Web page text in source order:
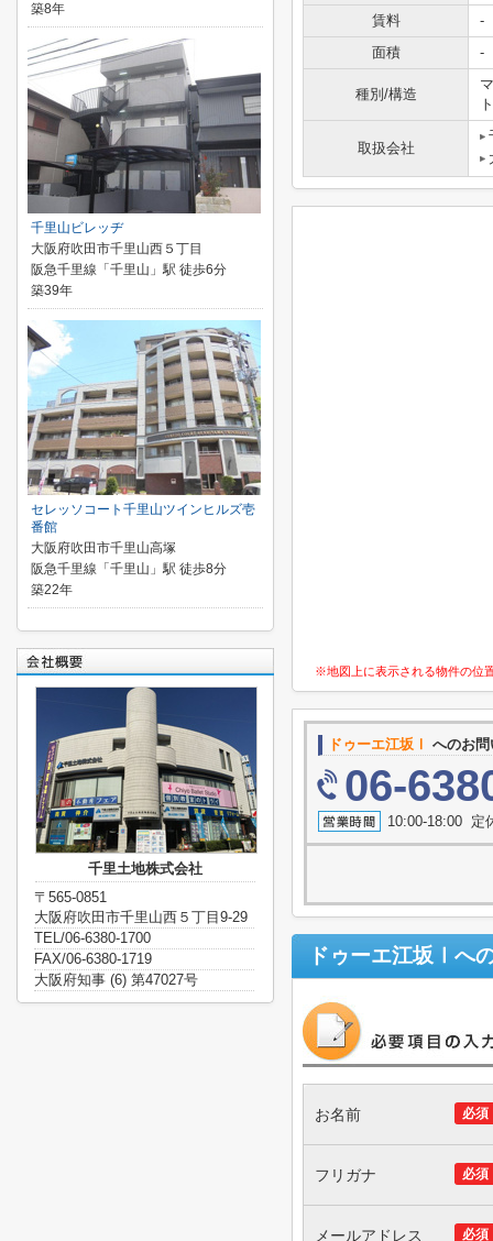
賃料
-
面積
-
種別/構造
ト
取扱会社
※地図上に表示される物件の位
ドゥーエ江坂Ⅰ へのお
06-
10:00-18:00 定
ドゥーエ江坂Ⅰ へ
必須
お名前
必須
フリガナ
必須
メールアドレス
築8年
千里山ビレッヂ
大阪府吹田市千里山西５丁目
阪急千里線「千里山」駅 徒歩6分
築39年
セレッソコート千里山ツインヒルズ壱
番館
大阪府吹田市千里山高塚
阪急千里線「千里山」駅 徒歩8分
築22年
千里土地株式会社
〒565-0851
大阪府吹田市千里山西５丁目9-29
TEL/06-6380-1700
FAX/06-6380-1719
大阪府知事 (6) 第47027号